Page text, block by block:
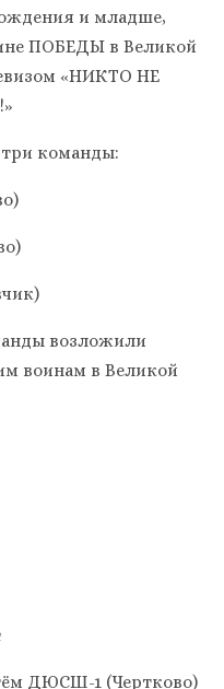
и младше,
ПОБЕДЫ в Великой
«НИКТО НЕ
команды:
возложили
воинам в Великой
ДЮСШ-1 (Чертково)